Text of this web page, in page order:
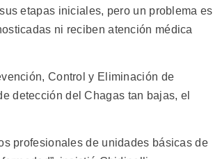
etapas iniciales, pero un problema es
ni reciben atención médica
Control y Eliminación de
detección del Chagas tan bajas, el
profesionales de unidades básicas de